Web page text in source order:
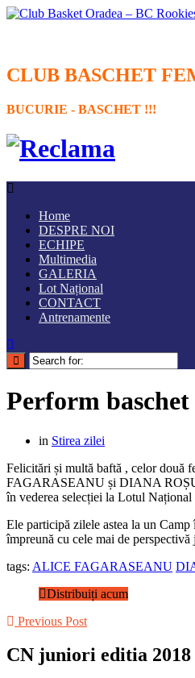
CLUB BASCHET
BUCURIE - BASCHET !!!
Home
DESPRE NOI
ECHIPE
Multimedia
GALERIA
Lot Național
CONTACT
Antrenamente
Perform baschet
in Stirea zilei
Felicitări și multă baftă , celor două
FAGARASEANU și DIANA ROȘU
în vederea selecției la Lotul Național
Ele participă zilele astea la un
împreună cu cele mai de perspectivă
tags: ALICE FAGARASEANU
Distribuiți acum
Previous Post
CN juniori editia 2018